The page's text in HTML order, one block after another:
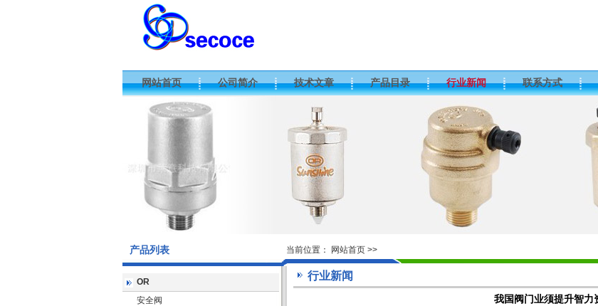
网站首页 公司简介 技术文章 产品目录 行业新闻 联系方式
产品列表 当前位置： 网站首页 >>
行业新闻
我国阀门业须提升智力
OR
安全阀